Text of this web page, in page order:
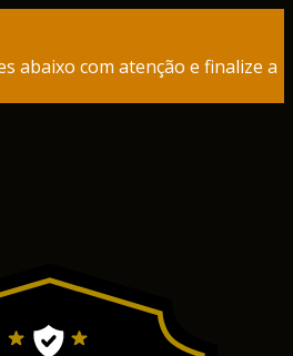
abaixo com atenção e finalize a